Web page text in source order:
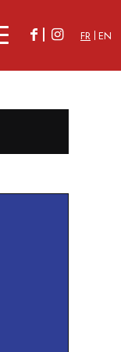
FR EN